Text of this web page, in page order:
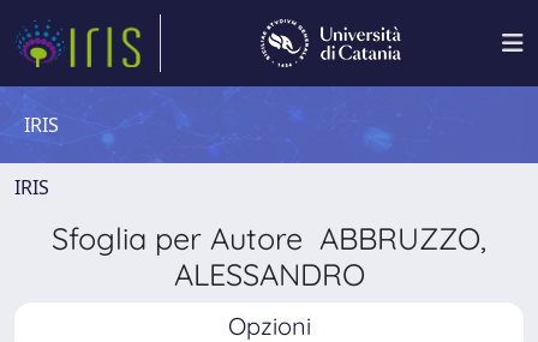
IRIS
IRIS
Sfoglia per Autore ABBRUZZO,
ALESSANDRO
Opzioni